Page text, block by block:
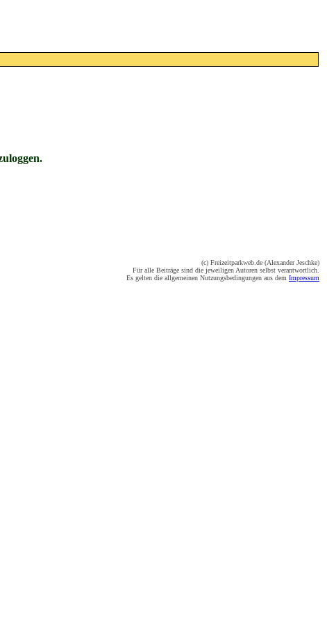
(c) Freizeitparkweb.de (Alexander Jeschke)
Für alle Beiträge sind die jeweiligen Autoren selbst verantwortlich.
Es gelten die allgemeinen Nutzungsbedingungen aus dem Impressum